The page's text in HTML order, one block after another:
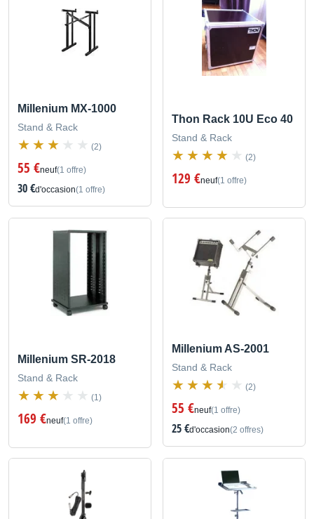
Millenium MX-1000
Stand & Rack
(2)
55 €neuf(1 offre)
30 €d'occasion(1 offre)
Thon Rack 10U Eco 40
Stand & Rack
(2)
129 €neuf(1 offre)
Millenium SR-2018
Stand & Rack
(1)
169 €neuf(1 offre)
Millenium AS-2001
Stand & Rack
(2)
55 €neuf(1 offre)
25 €d'occasion(2 offres)